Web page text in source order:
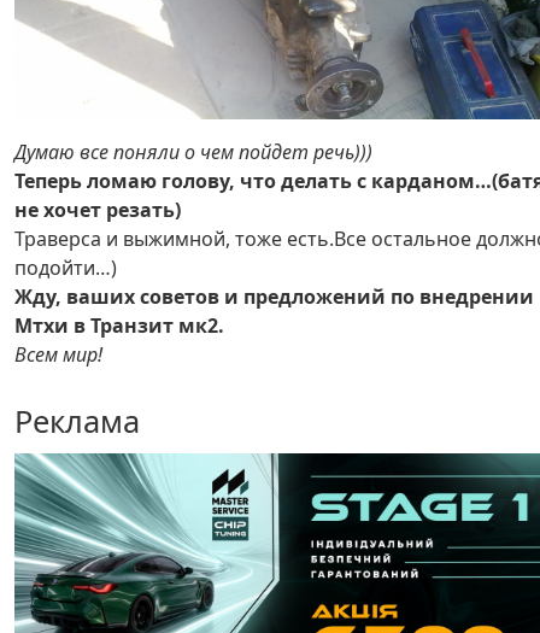
Думаю все поняли о чем пойдет речь)))
Теперь ломаю голову, что делать с
не хочет резать)
Траверса и выжимной, тоже есть.Все остальное
подойти…)
Жду, ваших советов и предложений по внедрении
Мтхи в Транзит мк2.
Всем мир!
Реклама